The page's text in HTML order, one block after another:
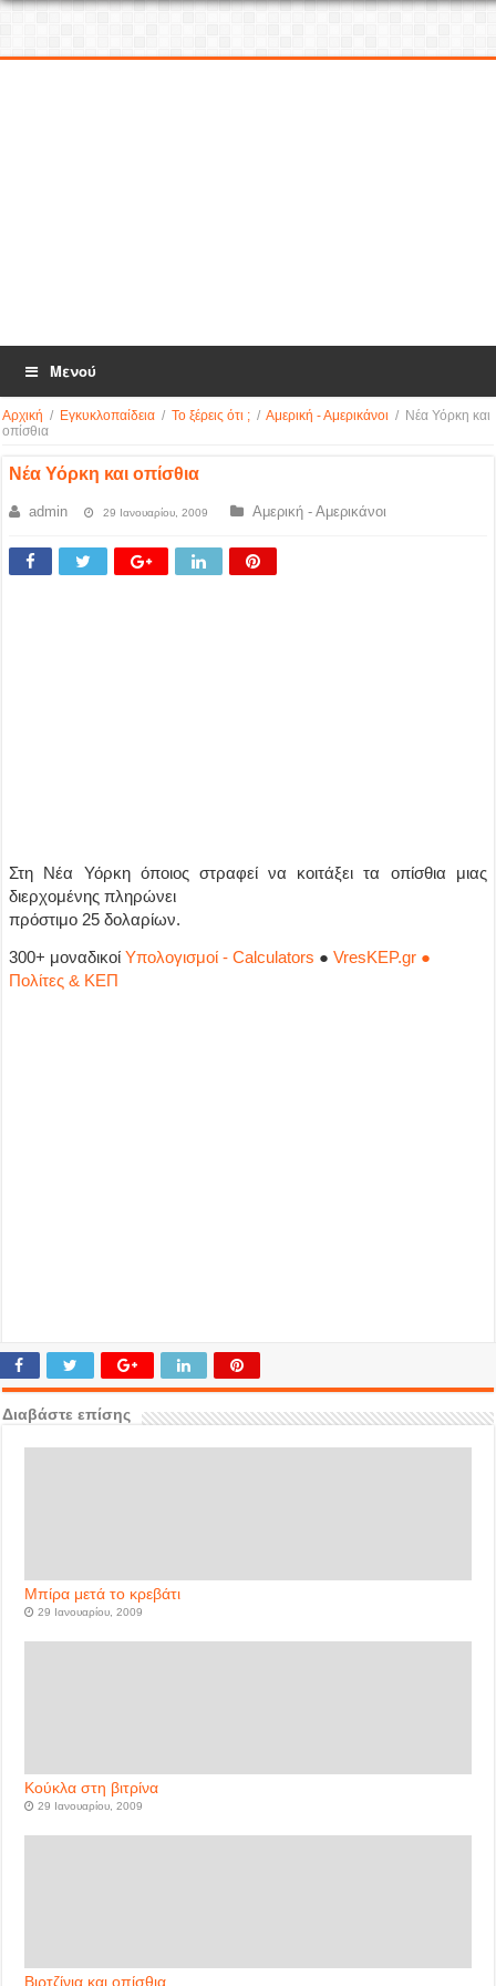
Μενού
Αρχική / Εγκυκλοπαίδεια / Το ξέρεις ότι ; / Αμερική - Αμερικάνοι / Νέα Υόρκη και
οπίσθια
Νέα Υόρκη και οπίσθια
admin 29 Ιανουαρίου, 2009 Αμερική - Αμερικάνοι
Στη Νέα Υόρκη όποιος στραφεί να κοιτάξει τα οπίσθια μιας
διερχομένης πληρώνει
πρόστιμο 25 δολαρίων.
300+ μοναδικοίΥπολογισμοί - Calculators ●VresKEP.gr ●
Πολίτες & ΚΕΠ
Διαβάστε επίσης
Μπίρα μετά το κρεβάτι
29 Ιανουαρίου, 2009
Κούκλα στη βιτρίνα
29 Ιανουαρίου, 2009
Βιρτζίνια και οπίσθια